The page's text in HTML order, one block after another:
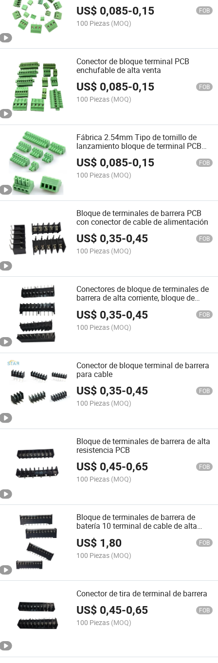
US$ 0,085-0,15 FOB
100 Piezas (MOQ)
Conector de bloque terminal PCB
enchufable de alta venta
US$ 0,085-0,15 FOB
100 Piezas (MOQ)
Fábrica 2.54mm Tipo de tornillo de
lanzamiento bloque de terminal PCB
terminal de cable
US$ 0,085-0,15 FOB
100 Piezas (MOQ)
Bloque de terminales de barrera PCB
con conector de cable de alimentación
US$ 0,35-0,45 FOB
100 Piezas (MOQ)
Conectores de bloque de terminales de
barrera de alta corriente, bloque de
US$ 0,35-0,45 FOB
100 Piezas (MOQ)
Conector de bloque terminal de barrera
para cable
US$ 0,35-0,45 FOB
100 Piezas (MOQ)
Bloque de terminales de barrera de alta
resistencia PCB
US$ 0,45-0,65 FOB
100 Piezas (MOQ)
Bloque de terminales de barrera de
batería 10 terminal de cable de alta
US$ 1,80 FOB
100 Piezas (MOQ)
Conector de tira de terminal de barrera
US$ 0,45-0,65 FOB
100 Piezas (MOQ)